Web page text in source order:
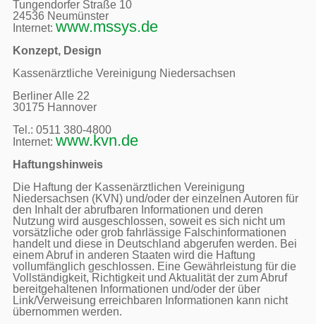
Tungendorfer Straße 10
24536 Neumünster
Internet: www.mssys.de
Konzept, Design
Kassenärztliche Vereinigung Niedersachsen
Berliner Alle 22
30175 Hannover
Tel.: 0511 380-4800
Internet: www.kvn.de
Haftungshinweis
Die Haftung der Kassenärztlichen Vereinigung
Niedersachsen (KVN) und/oder der einzelnen Autoren für
den Inhalt der abrufbaren Informationen und deren
Nutzung wird ausgeschlossen, soweit es sich nicht um
vorsätzliche oder grob fahrlässige Falschinformationen
handelt und diese in Deutschland abgerufen werden. Bei
einem Abruf in anderen Staaten wird die Haftung
vollumfänglich geschlossen. Eine Gewährleistung für die
Vollständigkeit, Richtigkeit und Aktualität der zum Abruf
bereitgehaltenen Informationen und/oder der über
Link/Verweisung erreichbaren Informationen kann nicht
übernommen werden.